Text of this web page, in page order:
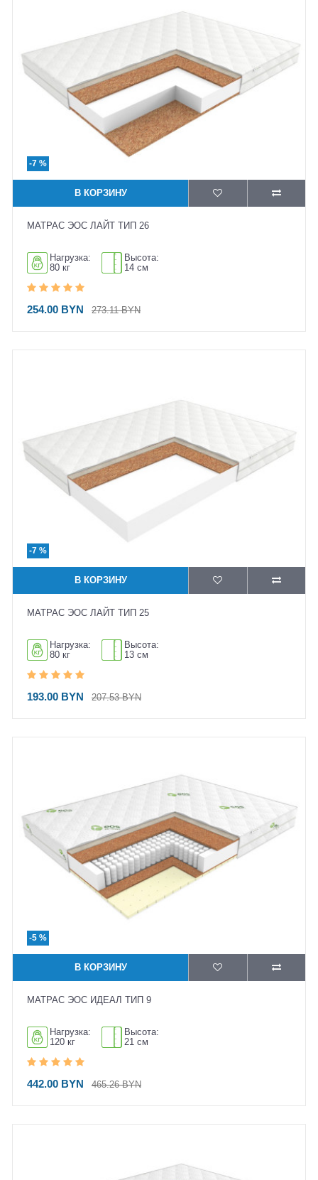
-7 %
В КОРЗИНУ
МАТРАС ЭОС ЛАЙТ ТИП 26
Нагрузка:
80 кг
Высота:
14 см
254.00 BYN 273.11 BYN
-7 %
В КОРЗИНУ
МАТРАС ЭОС ЛАЙТ ТИП 25
Нагрузка:
80 кг
Высота:
13 см
193.00 BYN 207.53 BYN
-5 %
В КОРЗИНУ
МАТРАС ЭОС ИДЕАЛ ТИП 9
Нагрузка:
120 кг
Высота:
21 см
442.00 BYN 465.26 BYN